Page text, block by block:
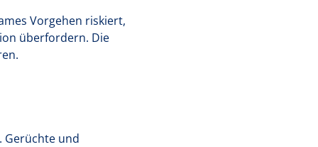
Vorgehen riskiert,
überfordern. Die
Gerüchte und